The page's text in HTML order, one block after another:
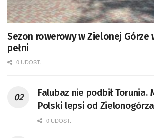
Sezon rowerowy w Zielonej Górze
pełni
0 UDOST.
Falubaz nie podbił Torunia.
Polski lepsi od
0 UDOST.